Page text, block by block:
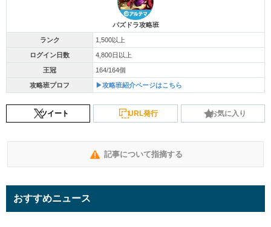
パズドラ攻略班
ランク 1,500以上
ログイン日数 4,800日以上
王冠 164/164個
攻略班プロフ ▶攻略班紹介ページはこちら
ツイート URL発行 お気に入り
記事について指摘する
おすすめニュース